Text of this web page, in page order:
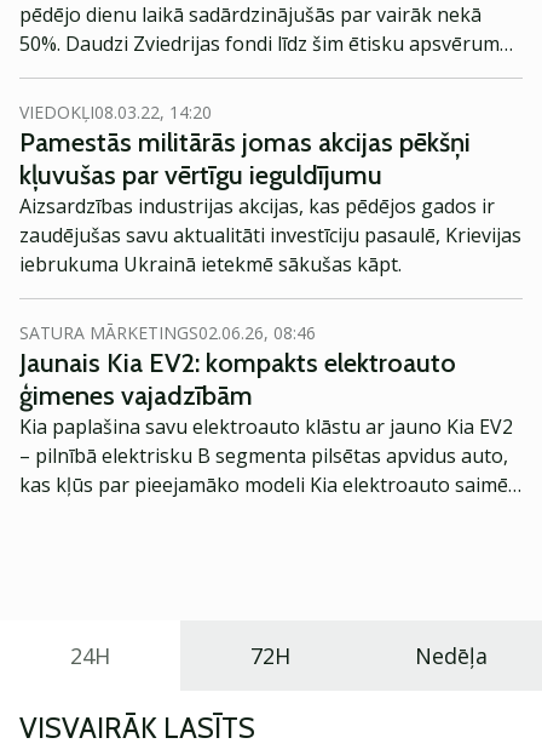
pēdējo dienu laikā sadārdzinājušās par vairāk nekā
50%. Daudzi Zviedrijas fondi līdz šim ētisku apsvērumu
dēļ ir turējušies tālāk no aizsardzības nozares
uzņēmumiem, taču, piemēram, SEB paziņoja, ka ir
mainījusi savas domas par investīcijām aizsardzības
nozarē.
VIEDOKĻI08.03.22, 14:20
Pamestās militārās jomas akcijas pēkšņi
kļuvušas par vērtīgu ieguldījumu
Aizsardzības industrijas akcijas, kas pēdējos gados ir
zaudējušas savu aktualitāti investīciju pasaulē, Krievijas
iebrukuma Ukrainā ietekmē sākušas kāpt.
SATURA MĀRKETINGS02.06.26, 08:46
Jaunais Kia EV2: kompakts elektroauto
ģimenes vajadzībām
Kia paplašina savu elektroauto klāstu ar jauno Kia EV2
– pilnībā elektrisku B segmenta pilsētas apvidus auto,
kas kļūs par pieejamāko modeli Kia elektroauto saimē
24H 72H Nedēļa
VISVAIRĀK LASĪTS